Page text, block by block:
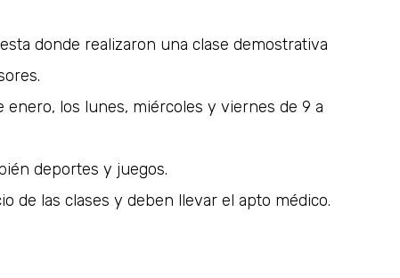
donde realizaron una clase demostrativa
los lunes, miércoles y viernes de 9 a
deportes y juegos.
de las clases y deben llevar el apto médico.